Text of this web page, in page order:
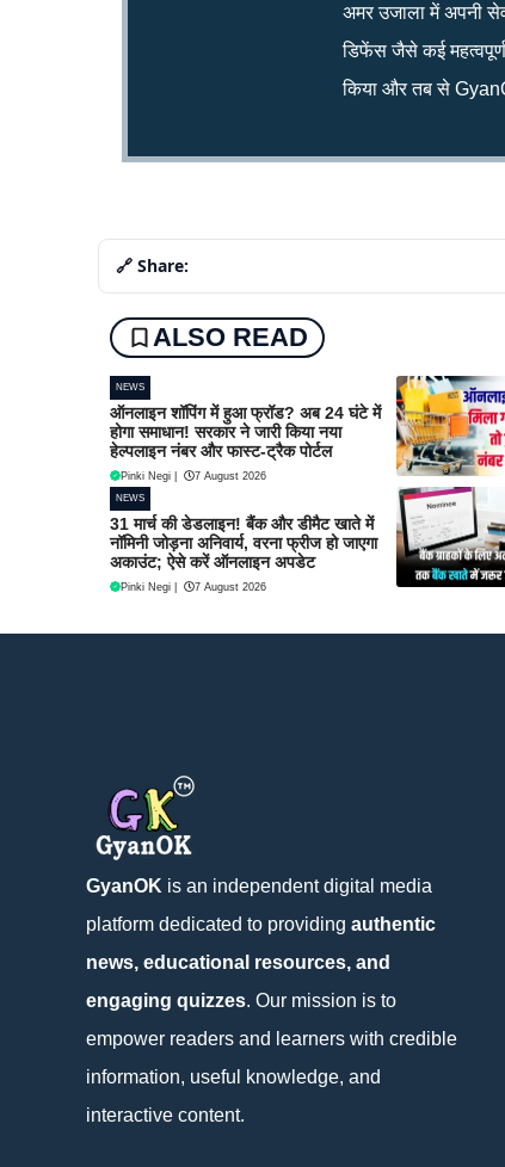
अमर उजाला में अपनी
डिफेंस जैसे कई महत्वपूर्ण
किया और तब से
🔗 Share:
ALSO READ
NEWS
ऑनलाइन शॉपिंग में हुआ फ्रॉड? अब 24 घंटे में
होगा समाधान! सरकार ने जारी किया नया
हेल्पलाइन नंबर और फास्ट-ट्रैक पोर्टल
Pinki Negi 7 August 2026
NEWS
31 मार्च की डेडलाइन! बैंक और डीमैट खाते में
नॉमिनी जोड़ना अनिवार्य, वरना फ्रीज हो जाएगा
अकाउंट; ऐसे करें ऑनलाइन अपडेट
Pinki Negi 7 August 2026
GyanOK is an independent digital media
platform dedicated to providing authentic
news, educational resources, and
engaging quizzes. Our mission is to
empower readers and learners with credible
information, useful knowledge, and
interactive content.